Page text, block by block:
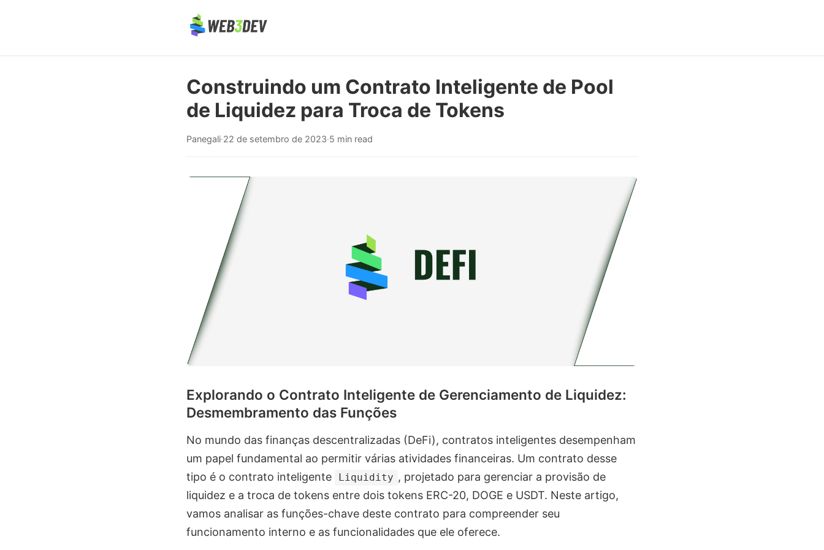
Construindo um Contrato Inteligente de Pool
de Liquidez para Troca de Tokens
Panegali·22 de setembro de 2023·5 min read
Explorando o Contrato Inteligente de Gerenciamento de Liquidez:
Desmembramento das Funções
No mundo das finanças descentralizadas (DeFi), contratos inteligentes desempenham
um papel fundamental ao permitir várias atividades financeiras. Um contrato desse
tipo é o contrato inteligente
Liquidity , projetado para gerenciar a provisão de
liquidez e a troca de tokens entre dois tokens ERC-20, DOGE e USDT. Neste artigo,
vamos analisar as funções-chave deste contrato para compreender seu
funcionamento interno e as funcionalidades que ele oferece.